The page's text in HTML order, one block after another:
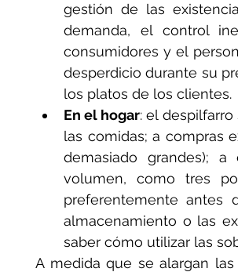
gestión de las
demanda, el control
consumidores y el
desperdicio durante su
los platos de los clientes.
En el hogar: el
las comidas; a compras
demasiado grandes);
volumen, como tres
preferentemente antes
almacenamiento o las
saber cómo utilizar las
A medida que se alargan